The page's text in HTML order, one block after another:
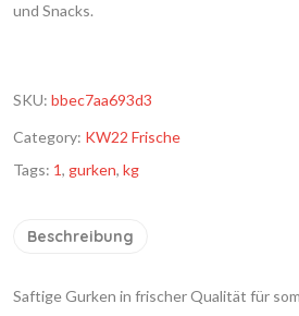
und Snacks.
SKU: bbec7aa693d3
Category: KW22 Frische
Tags: 1, gurken, kg
Beschreibung
Saftige Gurken in frischer Qualität für